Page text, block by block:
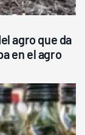
agro que da
en el agro